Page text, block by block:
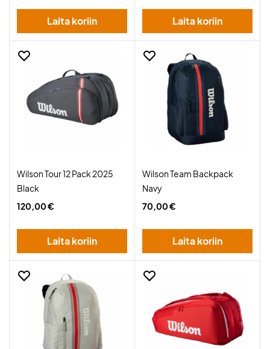
Laita koriin Laita koriin
Wilson Tour 12 Pack 2025
Black
120,00 €
Laita koriin
Wilson Team Backpack
Navy
70,00 €
Laita koriin